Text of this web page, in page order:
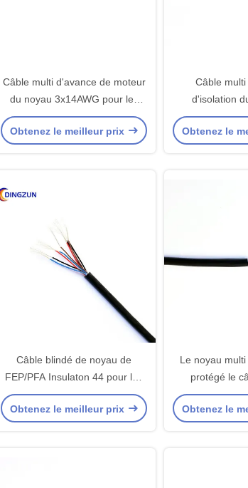
Câble multi d'avance de moteur
du noyau 3x14AWG pour les
appareils électroniques
Obtenez le meilleur prix
Câble
d'isolation
d'avance de
9x16awg
Obtenez le
Câble blindé de noyau de
FEP/PFA Insulaton 44 pour les
moteurs à hautes températures
Obtenez le meilleur prix
Le noyau
protégé le
moteurs à
Obtenez le